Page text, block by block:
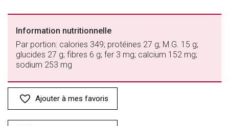
Information nutritionnelle
Par portion: calories 349; protéines 27 g; M.G. 15 g;
glucides 27 g; fibres 6 g; fer 3 mg; calcium 152 mg;
sodium 253 mg
Ajouter à mes favoris